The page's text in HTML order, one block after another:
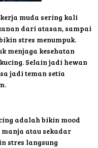
muda sering kali
dari atasan, sampai
stres menumpuk.
menjaga kesehatan
Selain jadi hewan
jadi teman setia
adalah bikin mood
atau sekadar
stres langsung